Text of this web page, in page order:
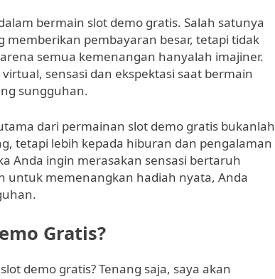
bermain slot demo gratis. Salah satunya
pembayaran besar, tetapi tidak
semua kemenangan hanyalah imajiner.
sensasi dan ekspektasi saat bermain
sungguhan.
dari permainan slot demo gratis bukanlah
tetapi lebih kepada hiburan dan pengalaman
Anda ingin merasakan sensasi bertaruh
untuk memenangkan hadiah nyata, Anda
Gratis?
demo gratis? Tenang saja, saya akan